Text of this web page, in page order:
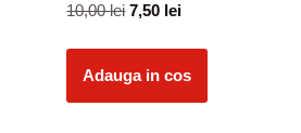
10,00lei 7,50 lei
Adauga in cos